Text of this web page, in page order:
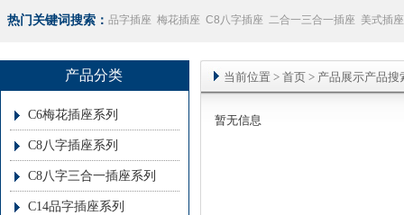
热门关键词搜索： 品字插座 梅花插座 C8八字插座 二合一三合一插座 美式插座
产品分类
C6梅花插座系列
C8八字插座系列
C8八字三合一插座系列
C14品字插座系列
当前位置 > 首页 > 产品展示产品搜
暂无信息